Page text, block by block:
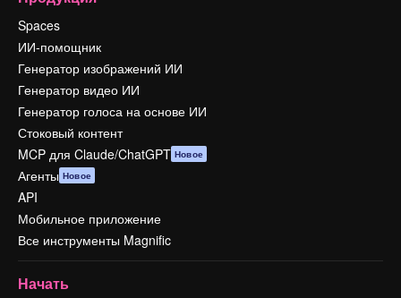
Spaces
ИИ-помощник
Генератор изображений ИИ
Генератор видео ИИ
Генератор голоса на основе ИИ
Стоковый контент
MCP для Claude/ChatGPT Новое
Агенты Новое
API
Мобильное приложение
Все инструменты Magnific
Начать